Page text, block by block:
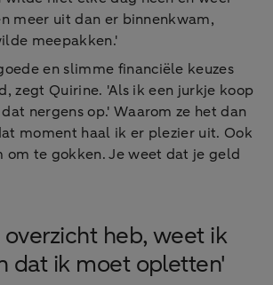
meer uit dan er binnenkwam,
meepakken.'
en slimme financiële keuzes
zegt Quirine. 'Als ik een jurkje koop
nergens op.' Waarom ze het dan
moment haal ik er plezier uit. Ook
om te gokken. Je weet dat je geld
heb, weet ik
dat ik moet opletten'